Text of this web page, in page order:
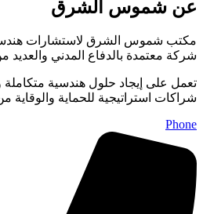
عن شموس الشرق
مكتب شموس الشرق لاستشارات هندسة
شركة معتمدة بالدفاع المدني والعديد
تعمل على إيجاد حلول هندسية
شراكات استراتيجية للحماية والوقاية
Phone